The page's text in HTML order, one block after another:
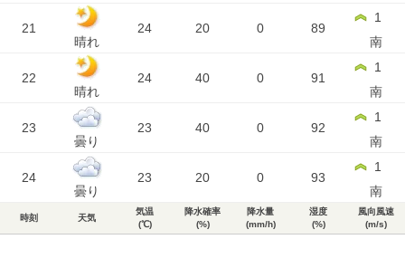
21
晴れ
24 20 0 89
1
南
22
晴れ
24 40 0 91
1
南
23
曇り
23 40 0 92
1
南
24
曇り
23 20 0 93
1
南
時刻 天気
気温
(℃)
降水確率
(%)
降水量
(mm/h)
湿度
(%)
風向風速
(m/s)